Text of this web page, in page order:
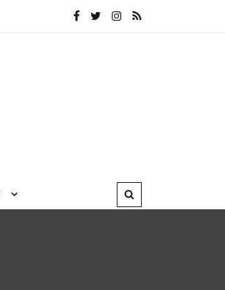
Presentación de las obras completas de